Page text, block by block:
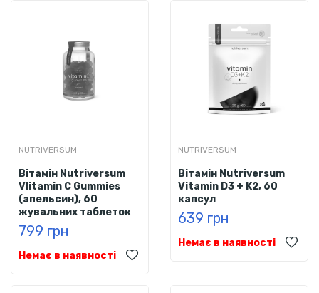
NUTRIVERSUM
Вітамін Nutriversum
VIitamin C Gummies
(апельсин), 60
жувальних таблеток
799 грн
Немає в наявності
NUTRIVERSUM
Вітамін Nutriversum
Vitamin D3 + K2, 60
капсул
639 грн
Немає в наявності